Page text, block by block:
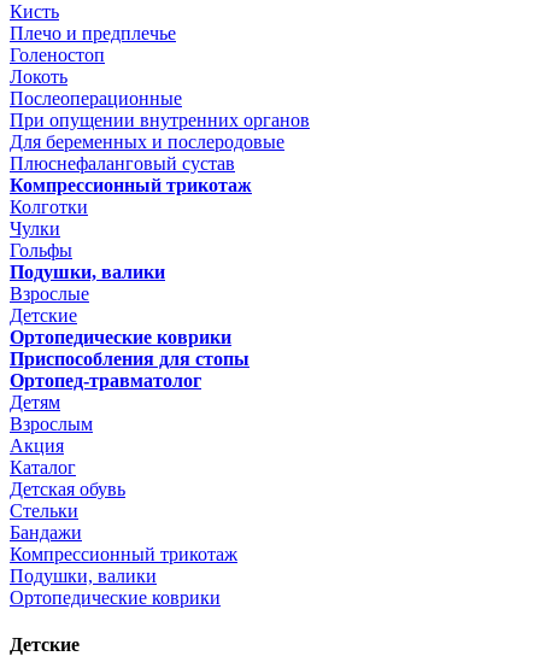
Кисть
Плечо и предплечье
Голеностоп
Локоть
Послеоперационные
При опущении внутренних органов
Для беременных и послеродовые
Плюснефаланговый сустав
Компрессионный трикотаж
Колготки
Чулки
Гольфы
Подушки, валики
Взрослые
Детские
Ортопедические коврики
Приспособления для стопы
Ортопед-травматолог
Детям
Взрослым
Акция
Каталог
Детская обувь
Стельки
Бандажи
Компрессионный трикотаж
Подушки, валики
Ортопедические коврики
Детские